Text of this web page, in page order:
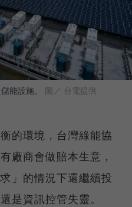
能設施。 圖／ 台電提供
的環境，台灣綠能協
廠商會做賠本生意，
」的情況下還繼續投
是資訊控管失靈。